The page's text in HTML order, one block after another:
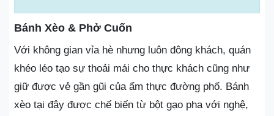
Bánh Xèo & Phở Cuốn
Với không gian vỉa hè nhưng luôn đông khách, quán
khéo léo tạo sự thoải mái cho thực khách cũng như
giữ được vẻ gần gũi của ẩm thực đường phố. Bánh
xèo tại đây được chế biến từ bột gạo pha với nghệ,